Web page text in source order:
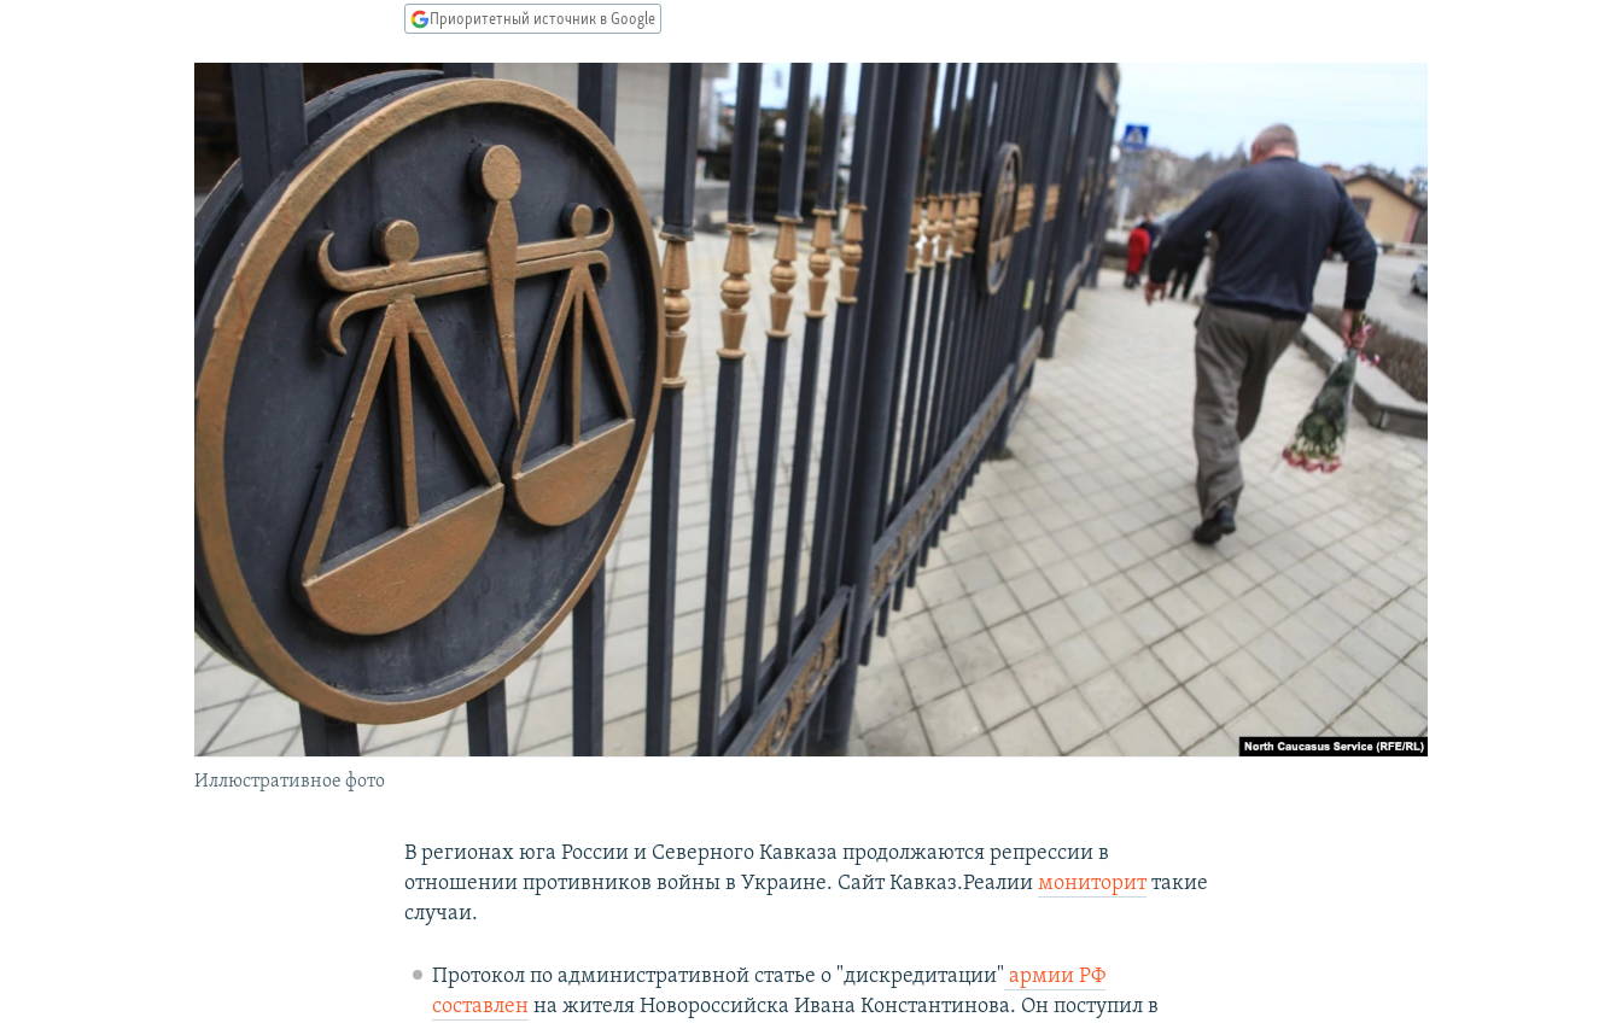
Приоритетный источник в Google
Иллюстративное фото
В регионах юга России и Северного Кавказа продолжаются репрессии в
отношении противников войны в Украине. Сайт Кавказ.Реалиимониториттакие
случаи.
Протокол по административной статье о "дискредитации" армии РФ
составленна жителя Новороссийска Ивана Константинова. Он поступил в